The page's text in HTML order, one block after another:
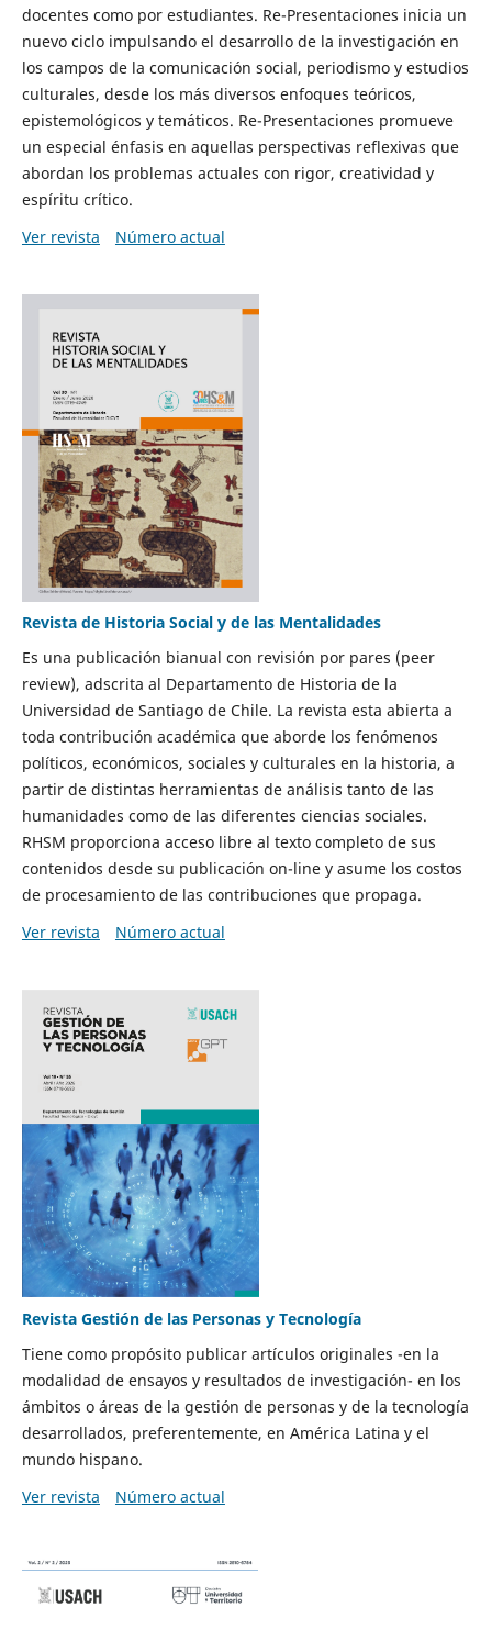
docentes como por estudiantes. Re-Presentaciones inicia un
nuevo ciclo impulsando el desarrollo de la investigación en
los campos de la comunicación social, periodismo y estudios
culturales, desde los más diversos enfoques teóricos,
epistemológicos y temáticos. Re-Presentaciones promueve
un especial énfasis en aquellas perspectivas reflexivas que
abordan los problemas actuales con rigor, creatividad y
espíritu crítico.
Ver revista
Número actual
Revista de Historia Social y de las Mentalidades
Es una publicación bianual con revisión por pares (peer
review), adscrita al Departamento de Historia de la
Universidad de Santiago de Chile. La revista esta abierta a
toda contribución académica que aborde los fenómenos
políticos, económicos, sociales y culturales en la historia, a
partir de distintas herramientas de análisis tanto de las
humanidades como de las diferentes ciencias sociales.
RHSM proporciona acceso libre al texto completo de sus
contenidos desde su publicación on-line y asume los costos
de procesamiento de las contribuciones que propaga.
Ver revista
Número actual
Revista Gestión de las Personas y Tecnología
Tiene como propósito publicar artículos originales -en la
modalidad de ensayos y resultados de investigación- en los
ámbitos o áreas de la gestión de personas y de la tecnología
desarrollados, preferentemente, en América Latina y el
mundo hispano.
Ver revista
Número actual